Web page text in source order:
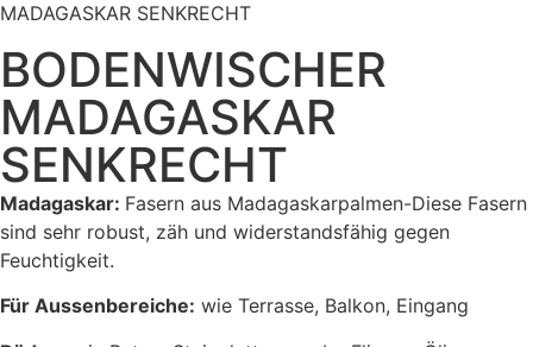
Toilettenpapier
Frühling
Sommer
Herbst
Winter
MADAGASKAR SENKRECHT
BODENWISCHER
MADAGASKAR
SENKRECHT
Madagaskar: Fasern aus Madagaskarpalmen-Diese Fasern
sind sehr robust, zäh und widerstandsfähig gegen
Feuchtigkeit.
Für Aussenbereiche: wie Terrasse, Balkon, Eingang